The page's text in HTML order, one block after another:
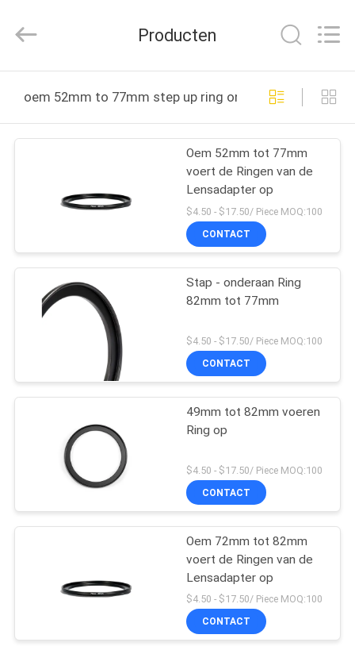
PRODUCTEN
ONGEVEER
FABRIEKSREIS
KWALITEITSCONTROLE
CONTACTEER
ONS
VERZOEK
CITAAT
SITEMAP
Shadow
Technology
Rights
Producten
oem 52mm to 77mm step up ring online fabricage
Oem 52mm tot 77mm
voert de Ringen van de
Lensadapter op
$4.50 - $17.50/ Piece MOQ:100
CONTACT
Stap - onderaan Ring
82mm tot 77mm
$4.50 - $17.50/ Piece MOQ:100
CONTACT
49mm tot 82mm voeren
Ring op
$4.50 - $17.50/ Piece MOQ:100
CONTACT
Oem 72mm tot 82mm
voert de Ringen van de
Lensadapter op
$4.50 - $17.50/ Piece MOQ:100
CONTACT